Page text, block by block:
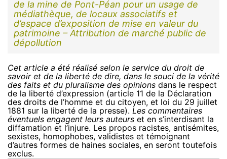
de la mine de Pont-Péan pour un usage de
médiathèque, de locaux associatifs et
d’espace d’exposition de mise en valeur du
patrimoine – Attribution de marché public de
dépollution
Cet article a été réalisé selon le service du droit de
savoir et de la liberté de dire, dans le souci de la vérité
des faits et du pluralisme des opinions dans le respect
de la liberté d’expression (article 11 de la Déclaration
des droits de l’homme et du citoyen, et loi du 29 juillet
1881 sur la liberté de la presse). Les commentaires
éventuels engagent leurs auteurs et en s’interdisant la
diffamation et l’injure. Les propos racistes, antisémites,
sexistes, homophobes, validistes et témoignant
d’autres formes de haines sociales, en seront toutefois
exclus.